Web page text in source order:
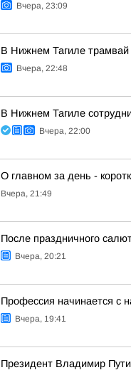
Вчера, 23:09
В Нижнем Тагиле
Вчера, 22:48
В Нижнем Тагиле
Вчера, 22:00
О главном за день -
Вчера, 21:49
После праздничного
Вчера, 20:21
Профессия начинается с
Вчера, 19:41
Президент Владимир